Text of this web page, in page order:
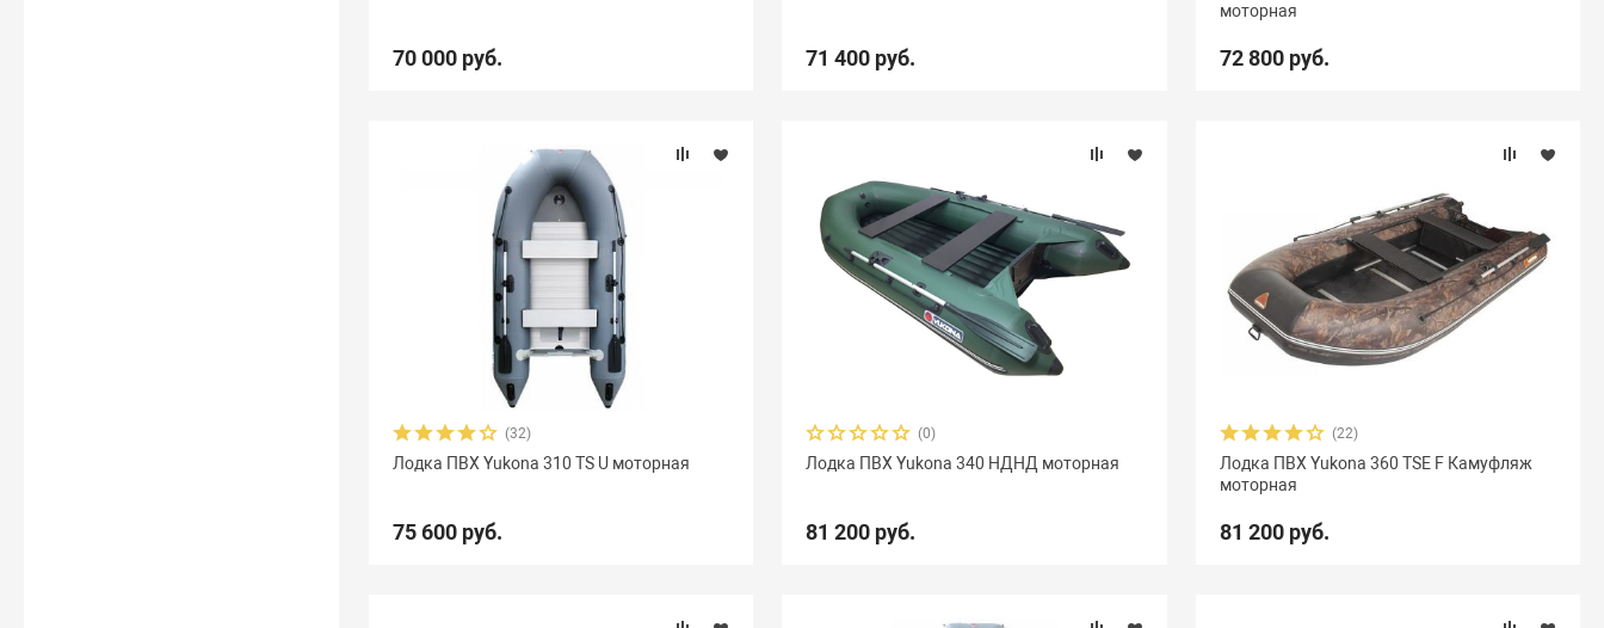
70 000 руб. 71 400 руб.
моторная
72 800 руб.
(32)
Лодка ПВХ Yukona 310 TS U моторная
75 600 руб.
(0)
Лодка ПВХ Yukona 340 НДНД моторная
81 200 руб.
(22)
Лодка ПВХ Yukona 360 TSE F Камуфляж
моторная
81 200 руб.